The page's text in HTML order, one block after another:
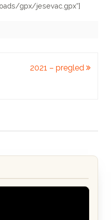
gpx/jesevac.gpx“]
2021 – pregled